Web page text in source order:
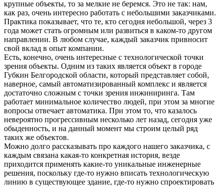
крупные объекты, то за мелкие не беремся. Это не так: нам,
как раз, очень интересно работать с небольшими заказчиками.
Практика показывает, что те, кто сегодня небольшой, через 3
года может стать огромным или развиться в каком-то другом
направлении. В любом случае, каждый заказчик привносит
свой вклад в опыт компании.
Есть, конечно, очень интересные с технологической точки
зрения объекты. Одним из таких является объект в городе
Губкин Белгородской области, который представляет собой,
наверное, самый автоматизированный комплекс и является
достаточно сложным с точки зрения инжиниринга. Там
работает минимальное количество людей, при этом за многие
вопросы отвечает автоматика. При этом то, что казалось
невероятно прогрессивным несколько лет назад, сегодня уже
обыденность, и на данный момент мы строим целый ряд
таких же объектов.
Можно долго рассказывать про каждого нашего заказчика, с
каждым связана какая-то конкретная история, везде
приходится применять какие-то уникальные инженерные
решения, поскольку где-то нужно вписать технологическую
линию в существующее здание, где-то нужно спроектировать